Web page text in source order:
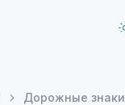
Дорожные знаки